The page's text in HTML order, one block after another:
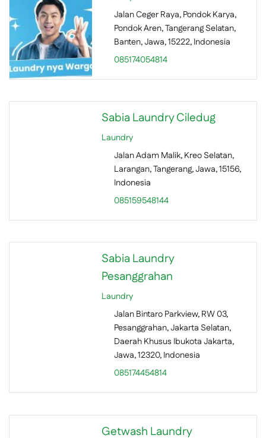
Jalan Ceger Raya, Pondok Karya,
Pondok Aren, Tangerang Selatan,
Banten, Jawa, 15222, Indonesia
085174054814
Sabia Laundry Ciledug
Laundry
Jalan Adam Malik, Kreo Selatan,
Larangan, Tangerang, Jawa, 15156,
Indonesia
085159548144
Sabia Laundry
Pesanggrahan
Laundry
Jalan Bintaro Parkview, RW 03,
Pesanggrahan, Jakarta Selatan,
Daerah Khusus Ibukota Jakarta,
Jawa, 12320, Indonesia
085174454814
Getwash Laundry